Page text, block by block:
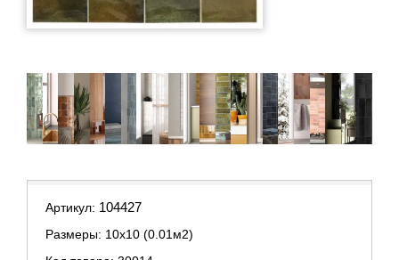
Артикул: 104427
Размеры: 10х10 (0.01м2)